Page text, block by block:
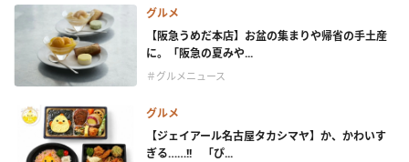
グルメ
【阪急うめだ本店】お盆の集まりや帰省の手土産
に。「阪急の夏みや...
＃グルメニュース
グルメ
【ジェイアール名古屋タカシマヤ】か、かわいす
ぎる……!! 「ぴ...